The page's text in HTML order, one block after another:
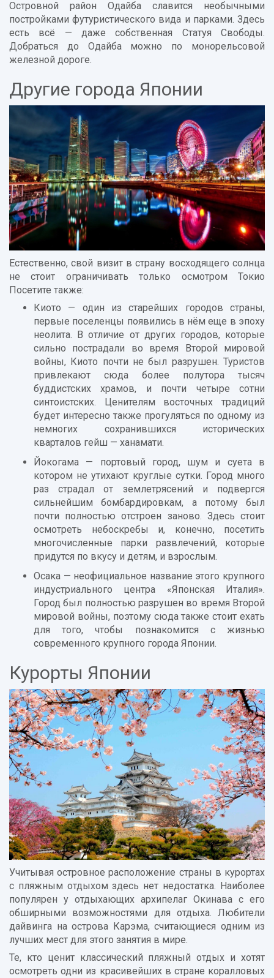
Островной район Одайба славится необычными
постройками футуристического вида и парками. Здесь
есть всё — даже собственная Статуя Свободы.
Добраться до Одайба можно по монорельсовой
железной дороге.
Другие города Японии
Естественно, свой визит в страну восходящего солнца
не стоит ограничивать только осмотром Токио
Посетите также:
Киото — один из старейших городов страны,
первые поселенцы появились в нём еще в эпоху
неолита. В отличие от других городов, которые
сильно пострадали во время Второй мировой
войны, Киото почти не был разрушен. Туристов
привлекают сюда более полутора тысяч
буддистских храмов, и почти четыре сотни
синтоистских. Ценителям восточных традиций
будет интересно также прогуляться по одному из
немногих сохранившихся исторических
кварталов гейш — ханамати.
Йокогама — портовый город, шум и суета в
котором не утихают круглые сутки. Город много
раз страдал от землетрясений и подвергся
сильнейшим бомбардировкам, а потому был
почти полностью отстроен заново. Здесь стоит
осмотреть небоскребы и, конечно, посетить
многочисленные парки развлечений, которые
придутся по вкусу и детям, и взрослым.
Осака — неофициальное название этого крупного
индустриального центра «Японская Италия».
Город был полностью разрушен во время Второй
мировой войны, поэтому сюда также стоит ехать
для того, чтобы познакомится с жизнью
современного крупного города Японии.
Курорты Японии
Учитывая островное расположение страны в курортах
с пляжным отдыхом здесь нет недостатка. Наиболее
популярен у отдыхающих архипелаг Окинава с его
обширными возможностями для отдыха. Любители
дайвинга на острова Карэма, считающиеся одним из
лучших мест для этого занятия в мире.
Те, кто ценит классический пляжный отдых и хотят
осмотреть одни из красивейших в стране коралловых